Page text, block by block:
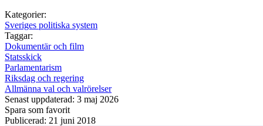
Kategorier:
Sveriges politiska system
Taggar:
Dokumentär och film
Statsskick
Parlamentarism
Riksdag och regering
Allmänna val och valrörelser
Senast uppdaterad: 3 maj 2026
Spara som favorit
Publicerad: 21 juni 2018